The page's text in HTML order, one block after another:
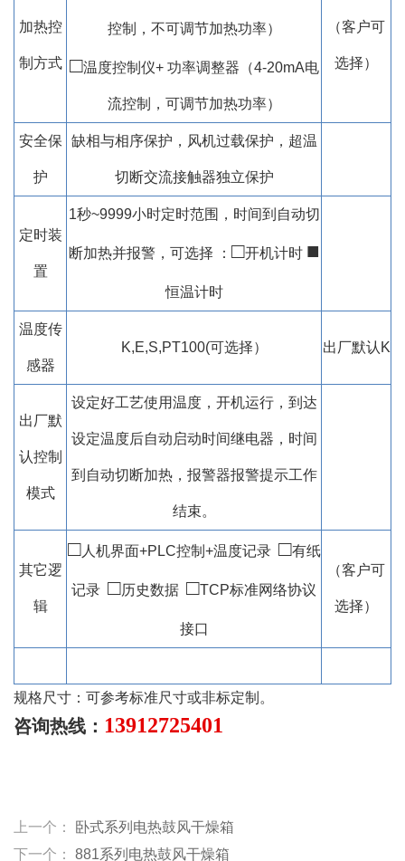
加热控
制方式
控制，不可调节加热功率）
□温度控制仪+ 功率调整器（4-20mA电
流控制，可调节加热功率）
（客户可
选择）
安全保
护
缺相与相序保护，风机过载保护，超温
切断交流接触器独立保护
定时装
置
1秒~9999小时定时范围，时间到自动切
断加热并报警，可选择 ： □开机计时 ■
恒温计时
温度传
感器
K,E,S,PT100(可选择） 出厂默认K
出厂默
认控制
模式
设定好工艺使用温度，开机运行，到达
设定温度后自动启动时间继电器，时间
到自动切断加热，报警器报警提示工作
结束。
其它逻
辑
□ 人机界面+PLC控制+温度记录 □有纸
记录 □历史数据 □TCP标准网络协议
接口
（客户可
选择）
规格尺寸：可参考标准尺寸或非标定制。
咨询热线： 13912725401
上一个：
卧式系列电热鼓风干燥箱
下一个： 881系列电热鼓风干燥箱